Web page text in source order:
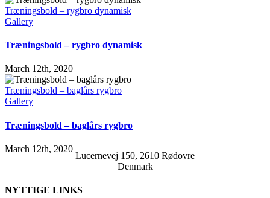
Træningsbold – rygbro dynamisk
Gallery
Træningsbold – rygbro dynamisk
March 12th, 2020
Træningsbold – baglårs rygbro
Gallery
Træningsbold – baglårs rygbro
March 12th, 2020
Lucernevej 150, 2610 Rødovre
Denmark
NYTTIGE LINKS